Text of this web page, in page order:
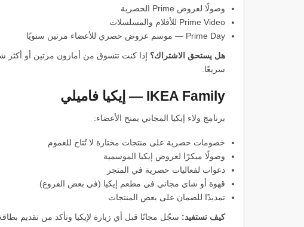
وصولًا لعروض Prime الحصرية
Prime Video للأفلام والمسلسلات
Prime Day — موسم عروض حصري للأعضاء مرتين سنويًا
هل يستحق الاشتراك؟ إذا كنت تتسوق من أمازون مرتين أو أكثر
سريعًا.
IKEA Family — إيكيا فاميلي
برنامج ولاء إيكيا المجاني يمنح الأعضاء:
خصومات حصرية على منتجات مختارة لا تُتاح للعموم
وصولًا مبكرًا لعروض إيكيا الموسمية
دعوات لفعاليات حصرية في المتجر
قهوة أو شاي مجاني في مطعم إيكيا (في بعض الفروع)
تمديدًا للضمان على بعض المنتجات
كيف تستفيد: سجّل مجانًا قبل أي زيارة لإيكيا وتأكد من تقديم